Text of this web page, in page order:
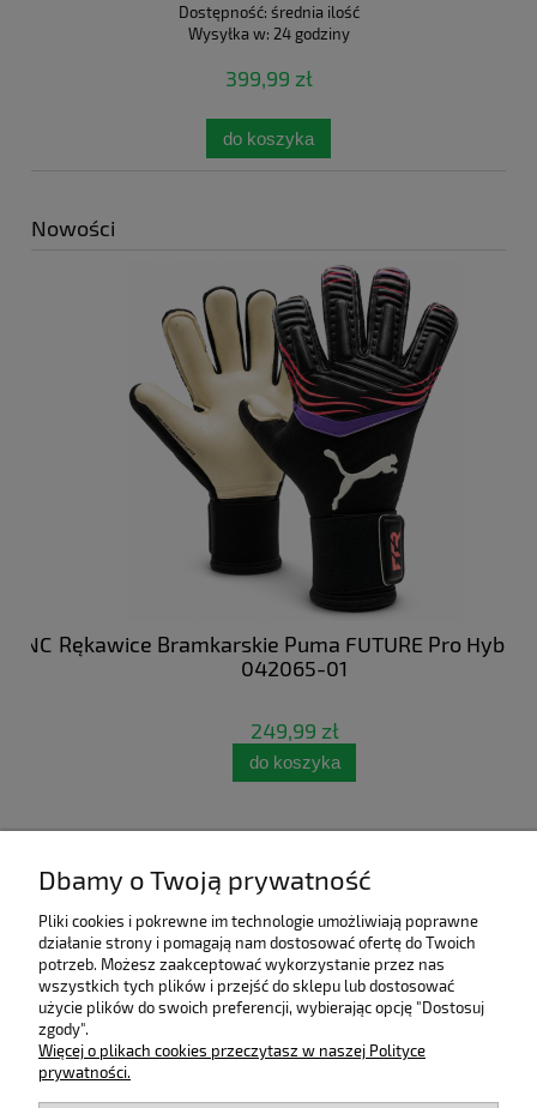
Dostępność: średnia ilość
Wysyłka w: 24 godziny
399,99 zł
do koszyka
Nowości
Rękawice Bramkarskie Puma FUTURE Pro Hybrid
042065-01
249,99 zł
do koszyka
Moje konto
Dbamy o Twoją prywatność
Pliki cookies i pokrewne im technologie umożliwiają poprawne
działanie strony i pomagają nam dostosować ofertę do Twoich
potrzeb. Możesz zaakceptować wykorzystanie przez nas
wszystkich tych plików i przejść do sklepu lub dostosować
użycie plików do swoich preferencji, wybierając opcję "Dostosuj
zgody".
Więcej o plikach cookies przeczytasz w naszej Polityce
prywatności.